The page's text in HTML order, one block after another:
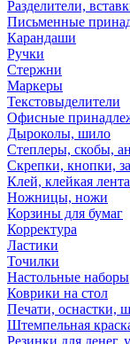
Разделители,
Письменные
Карандаши
Ручки
Стержни
Маркеры
Текстовыделители
Офисные
Дыроколы, шило
Степлеры, скобы,
Скрепки, кнопки,
Клей, клейкая лента
Ножницы, ножи
Корзины для бумаг
Корректура
Ластики
Точилки
Настольные наборы
Коврики на стол
Печати, оснастки,
Штемпельная
Резинки для